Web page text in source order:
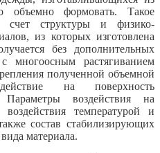
объемно формовать. Такое
счет структуры и физико-
из которых изготовлена
без дополнительных
многоосным растягиванием
полученной объемной
на поверхность
Параметры воздействия на
температурой и
состав стабилизирующих
материала.